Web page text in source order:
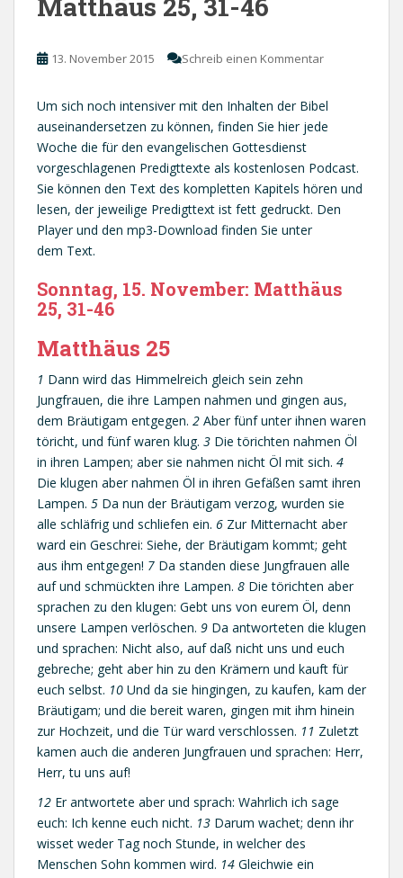
Matthäus 25, 31-46
13. November 2015 Schreib einen Kommentar
Um sich noch intensiver mit den Inhalten der Bibel
auseinandersetzen zu können, finden Sie hier jede
Woche die für den evangelischen Gottesdienst
vorgeschlagenen Predigttexte als kostenlosen Podcast.
Sie können den Text des kompletten Kapitels hören und
lesen, der jeweilige Predigttext ist fett gedruckt. Den
Player und den mp3-Download finden Sie unter
dem Text.
Sonntag, 15. November: Matthäus
25, 31-46
Matthäus 25
1 Dann wird das Himmelreich gleich sein zehn
Jungfrauen, die ihre Lampen nahmen und gingen aus,
dem Bräutigam entgegen. 2 Aber fünf unter ihnen waren
töricht, und fünf waren klug. 3 Die törichten nahmen Öl
in ihren Lampen; aber sie nahmen nicht Öl mit sich. 4
Die klugen aber nahmen Öl in ihren Gefäßen samt ihren
Lampen. 5 Da nun der Bräutigam verzog, wurden sie
alle schläfrig und schliefen ein. 6 Zur Mitternacht aber
ward ein Geschrei: Siehe, der Bräutigam kommt; geht
aus ihm entgegen! 7 Da standen diese Jungfrauen alle
auf und schmückten ihre Lampen. 8 Die törichten aber
sprachen zu den klugen: Gebt uns von eurem Öl, denn
unsere Lampen verlöschen. 9 Da antworteten die klugen
und sprachen: Nicht also, auf daß nicht uns und euch
gebreche; geht aber hin zu den Krämern und kauft für
euch selbst. 10 Und da sie hingingen, zu kaufen, kam der
Bräutigam; und die bereit waren, gingen mit ihm hinein
zur Hochzeit, und die Tür ward verschlossen. 11 Zuletzt
kamen auch die anderen Jungfrauen und sprachen: Herr,
Herr, tu uns auf!
12 Er antwortete aber und sprach: Wahrlich ich sage
euch: Ich kenne euch nicht. 13 Darum wachet; denn ihr
wisset weder Tag noch Stunde, in welcher des
Menschen Sohn kommen wird. 14 Gleichwie ein